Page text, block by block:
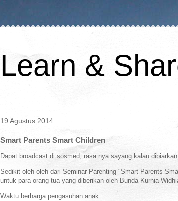
Learn &
19 Agustus 2014
Smart Parents Smart Children
Dapat broadcast di sosmed, rasa nya sayang kalau
Sedikit oleh-oleh dari Seminar Parenting "Smart Parents
untuk para orang tua yang diberikan oleh Bunda Kurnia
Waktu berharga pengasuhan anak: